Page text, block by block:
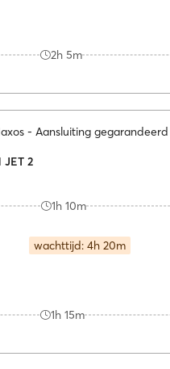
2h 5m
Aansluiting
JET 2
1h 10m
wachttijd: 4h 20m
1h 15m